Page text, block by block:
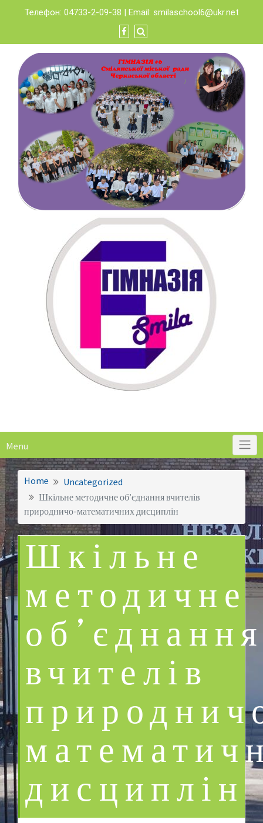
content
Телефон: 04733-2-09-38 | Email: smilaschool6@ukr.net
Menu
Home
Uncategorized
Шкільне методичне об’єднання вчителів
природничо-математичних дисциплін
Шкільне
методичне
вчителів
дисциплін